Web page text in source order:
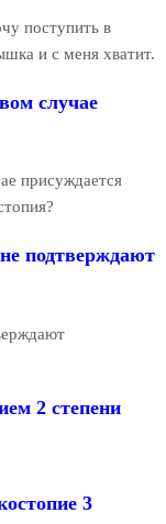
поступить в
и с меня хватит.
случае
присуждается
подтверждают
2 степени
3